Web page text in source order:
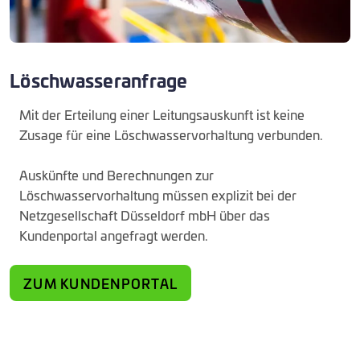
Löschwasseranfrage
Mit der Erteilung einer Leitungsauskunft ist keine
Zusage für eine Löschwasservorhaltung verbunden.
Auskünfte und Berechnungen zur
Löschwasservorhaltung müssen explizit bei der
Netzgesellschaft Düsseldorf mbH über das
Kundenportal angefragt werden.
ZUM KUNDENPORTAL